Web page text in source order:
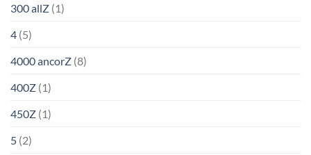
300 allZ (1)
4 (5)
4000 ancorZ (8)
400Z (1)
450Z (1)
5 (2)